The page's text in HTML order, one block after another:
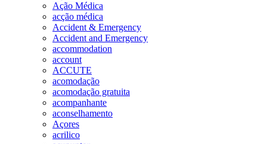
Ação Médica
acção médica
Accident & Emergency
Accident and Emergency
accommodation
account
ACCUTE
acomodação
acomodação gratuita
acompanhante
aconselhamento
Açores
acrilico